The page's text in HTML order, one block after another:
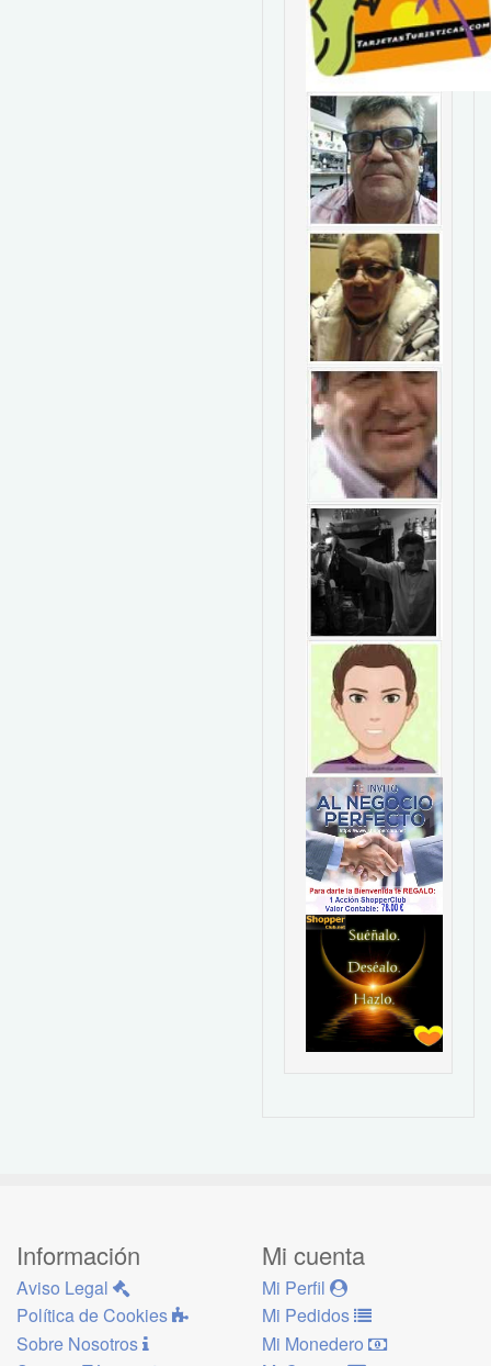
Información
Aviso Legal
Política de Cookies
Sobre Nosotros
Mi cuenta
Mi Perfil
Mi Pedidos
Mi Monedero